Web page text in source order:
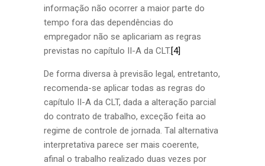
informação não ocorrer a maior parte do
tempo fora das dependências do
empregador não se aplicariam as regras
previstas no capítulo II-A da CLT.[4]
De forma diversa à previsão legal, entretanto,
recomenda-se aplicar todas as regras do
capítulo II-A da CLT, dada a alteração parcial
do contrato de trabalho, exceção feita ao
regime de controle de jornada. Tal alternativa
interpretativa parece ser mais coerente,
afinal o trabalho realizado duas vezes por